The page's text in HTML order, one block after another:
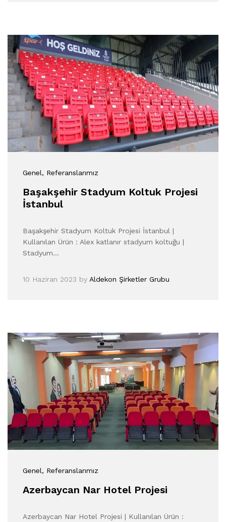
Genel, Referanslarımız
Başakşehir Stadyum Koltuk Projesi
İstanbul
Başakşehir Stadyum Koltuk Projesi İstanbul |
Kullanılan Ürün : Alex katlanır stadyum koltuğu |
Stadyum…
10 Haziran 2023 by Aldekon Şirketler Grubu
Genel, Referanslarımız
Azerbaycan Nar Hotel Projesi
Azerbaycan Nar Hotel Projesi | Kullanılan Ürün :